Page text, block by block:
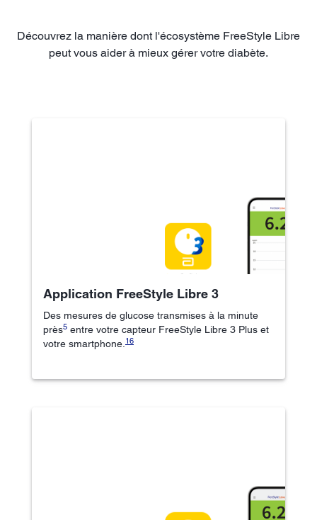
Découvrez la manière dont l'écosystème FreeStyle Libre
peut vous aider à mieux gérer votre diabète.
Application FreeStyle Libre 3
Des mesures de glucose transmises à la minute
près5 entre votre capteur FreeStyle Libre 3 Plus et
votre smartphone. 16